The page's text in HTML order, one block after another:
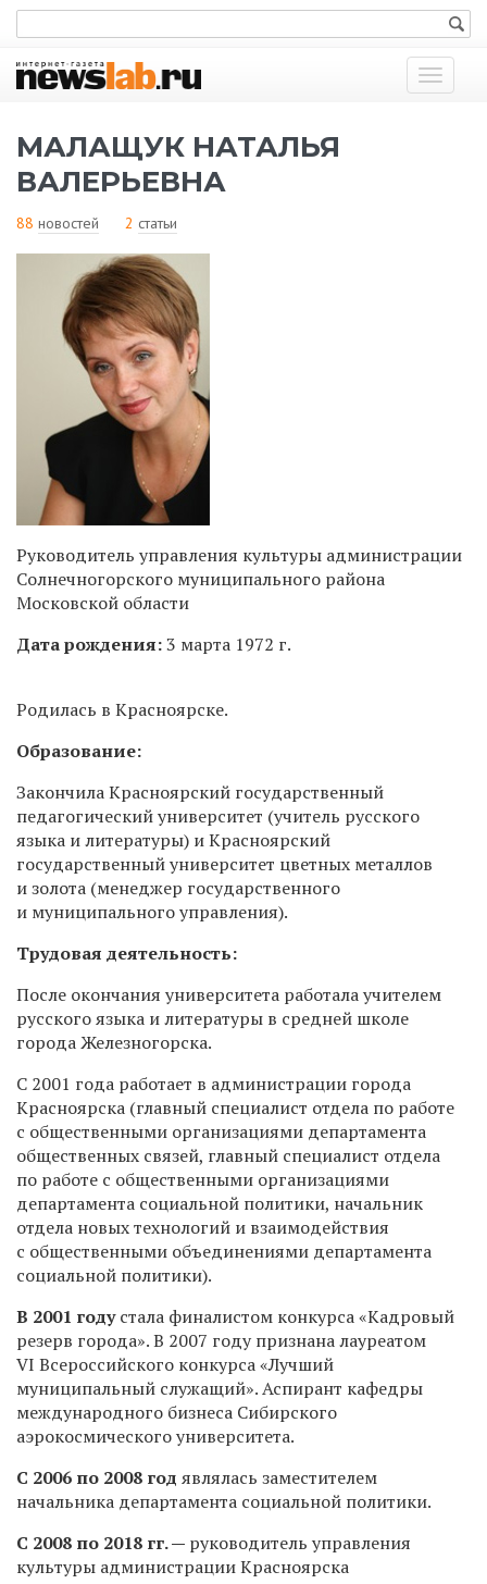
Показать
меню
МАЛАЩУК НАТАЛЬЯ
ВАЛЕРЬЕВНА
88 новостей 2 статьи
Руководитель управления культуры администрации
Солнечногорского муниципального района
Московской области
Дата рождения:3 марта 1972 г.
Родилась в Красноярске.
Образование:
Закончила Красноярский государственный
педагогический университет (учитель русского
языка и литературы) и Красноярский
государственный университет цветных металлов
и золота (менеджер государственного
и муниципального управления).
Трудовая деятельность:
После окончания университета работала учителем
русского языка и литературы в средней школе
города Железногорска.
С 2001 года работает в администрации города
Красноярска (главный специалист отдела по работе
с общественными организациями департамента
общественных связей, главный специалист отдела
по работе с общественными организациями
департамента социальной политики, начальник
отдела новых технологий и взаимодействия
с общественными объединениями департамента
социальной политики).
В 2001 годустала финалистом конкурса «Кадровый
резерв города». В 2007 году признана лауреатом
VI Всероссийского конкурса «Лучший
муниципальный служащий». Аспирант кафедры
международного бизнеса Сибирского
аэрокосмического университета.
С 2006 по 2008 год являлась заместителем
начальника департамента социальной политики.
С 2008 по 2018 гг. — руководитель управления
культуры администрации Красноярска